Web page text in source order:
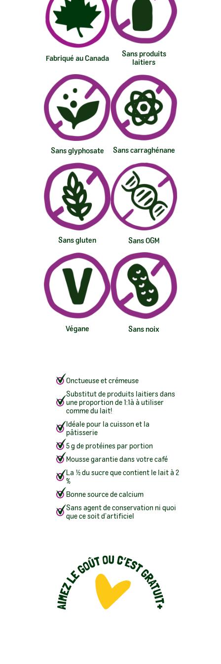
Fabriqué au Canada
Sans produits
laitiers
Sans glyphosate Sans carraghénane
Sans gluten Sans OGM
Végane Sans noix
Onctueuse et crémeuse
Substitut de produits laitiers dans
une proportion de 1:1à à utiliser
comme du lait!
Idéale pour la cuisson et la
pâtisserie
5 g de protéines par portion
Mousse garantie dans votre café
La ½ du sucre que contient le lait à 2
%
Bonne source de calcium
Sans agent de conservation ni quoi
que ce soit d’artificiel